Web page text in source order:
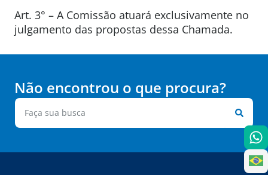
Art. 3° – A Comissão atuará exclusivamente no
julgamento das propostas dessa Chamada.
Não encontrou o que procura?